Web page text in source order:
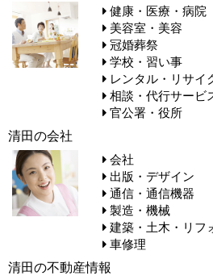
健康・医療・病院
美容室・美容
冠婚葬祭
学校・習い事
レンタル・リサイ
相談・代行サービ
官公署・役所
清田の会社
会社
出版・デザイン
通信・通信機器
製造・機械
建築・土木・リフ
車修理
清田の不動産情報